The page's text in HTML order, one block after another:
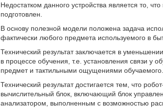
Недостатком данного устройства является то,
подготовлен.
В основу полезной модели положена задача
фактически любого предмета используемого в
Технический результат заключается в
в процессе обучения, т.е. установления связи
предмет и тактильными ощущениями обучаемого.
Технический результат достигается тем, что
вычислительный блок, включающий блок
анализатором, выполненным с возможностью